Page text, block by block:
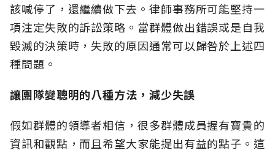
該喊停了，還繼續做下去。律師事務所可能堅持一
項注定失敗的訴訟策略。當群體做出錯誤或是自我
毀滅的決策時，失敗的原因通常可以歸咎於上述四
種問題。
讓團隊變聰明的八種方法，減少失誤
假如群體的領導者相信，很多群體成員握有寶貴的
資訊和觀點，而且希望大家能提出有益的點子。這